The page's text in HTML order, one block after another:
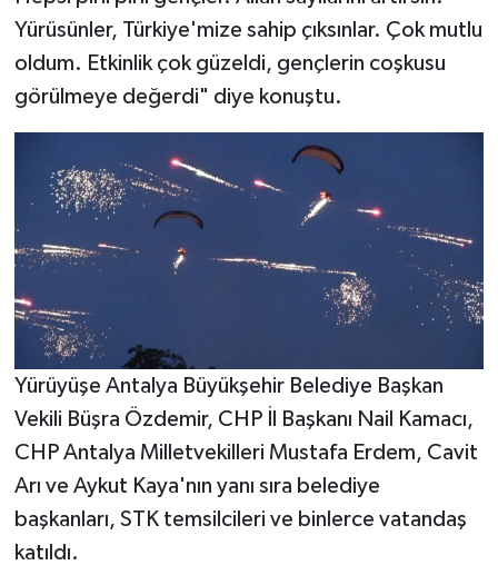
Yürüsünler, Türkiye'mize sahip çıksınlar. Çok mutlu
oldum. Etkinlik çok güzeldi, gençlerin coşkusu
görülmeye değerdi" diye konuştu.
Yürüyüşe Antalya Büyükşehir Belediye Başkan
Vekili Büşra Özdemir, CHP İl Başkanı Nail Kamacı,
CHP Antalya Milletvekilleri Mustafa Erdem, Cavit
Arı ve Aykut Kaya'nın yanı sıra belediye
başkanları, STK temsilcileri ve binlerce vatandaş
katıldı.